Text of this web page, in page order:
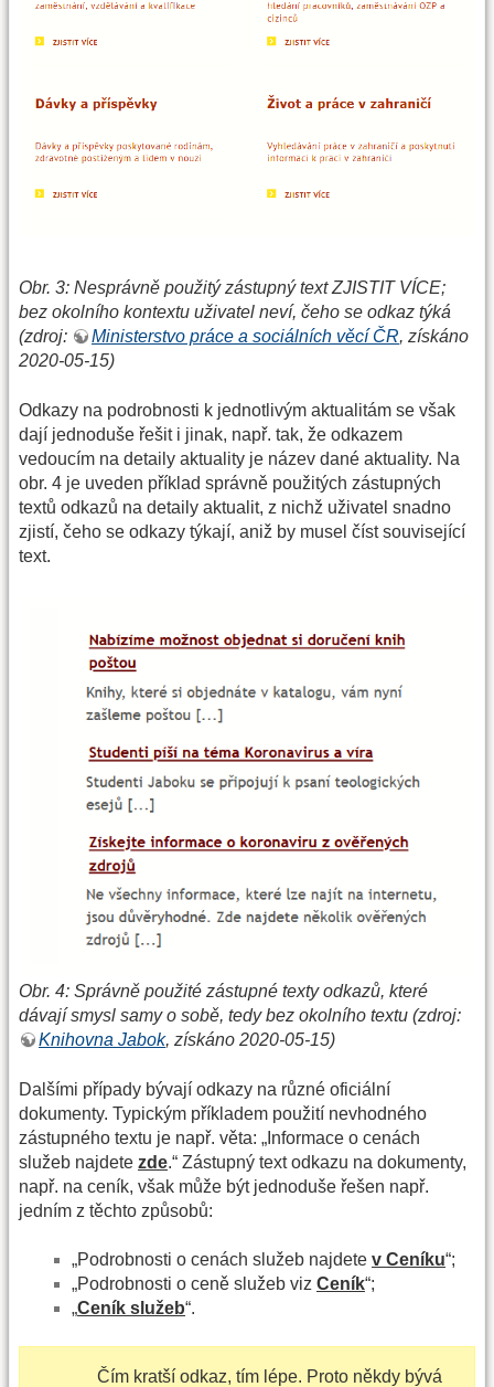
Obr. 3: Nesprávně použitý zástupný text ZJISTIT VÍCE;
bez okolního kontextu uživatel neví, čeho se odkaz týká
(zdroj:
Ministerstvo práce a sociálních věcí ČR, získáno
2020-05-15)
Odkazy na podrobnosti k jednotlivým aktualitám se však
dají jednoduše řešit i jinak, např. tak, že odkazem
vedoucím na detaily aktuality je název dané aktuality. Na
obr. 4 je uveden příklad správně použitých zástupných
textů odkazů na detaily aktualit, z nichž uživatel snadno
zjistí, čeho se odkazy týkají, aniž by musel číst související
text.
Obr. 4: Správně použité zástupné texty odkazů, které
dávají smysl samy o sobě, tedy bez okolního textu (zdroj:
Knihovna Jabok, získáno 2020-05-15)
Dalšími případy bývají odkazy na různé oficiální
dokumenty. Typickým příkladem použití nevhodného
zástupného textu je např. věta: „Informace o cenách
služeb najdete zde.“ Zástupný text odkazu na dokumenty,
např. na ceník, však může být jednoduše řešen např.
jedním z těchto způsobů:
„Podrobnosti o cenách služeb najdete v Ceníku“;
„Podrobnosti o ceně služeb viz Ceník“;
„Ceník služeb“.
Čím kratší odkaz, tím lépe. Proto někdy bývá